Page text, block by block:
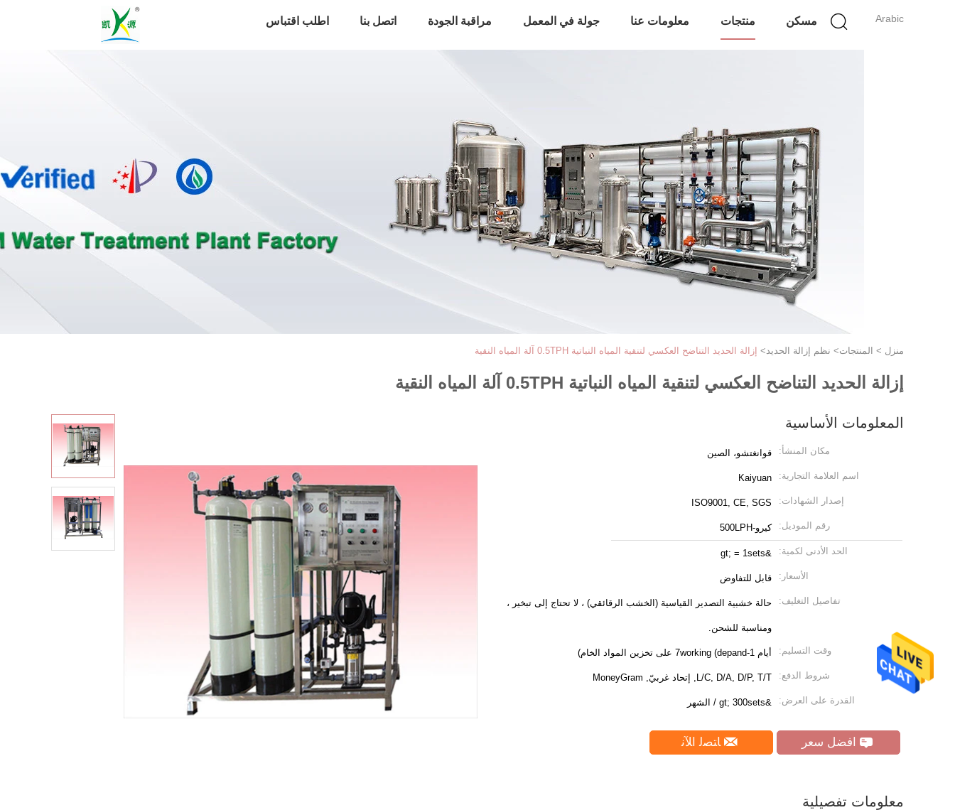
Arabic مسكن منتجات معلومات عنا جولة في المعمل مراقبة الجودة اتصل بنا اطلب اقتباس
منزل > المنتجات> نظم إزالة الحديد> إزالة الحديد التناضح العكسي لتنقية المياه النباتية 0.5TPH آلة المياه النقية
إزالة الحديد التناضح العكسي لتنقية المياه النباتية 0.5TPH آلة المياه النقية
المعلومات الأساسية
مكان المنشأ: قوانغتشو، الصين
اسم العلامة التجارية: Kaiyuan
إصدار الشهادات: ISO9001, CE, SGS
رقم الموديل: كيرو-500LPH
الحد الأدنى لكمية: &gt; = 1sets
الأسعار: قابل للتفاوض
تفاصيل التغليف: حالة خشبية التصدير القياسية (الخشب الرقائقي) ، لا تحتاج إلى تبخير ،
ومناسبة للشحن.
وقت التسليم: أيام 1-7working (depand على تخزين المواد الخام)
شروط الدفع: L/C, D/A, D/P, T/T, إتحاد غربيّ, MoneyGram
القدرة على العرض: &gt; 300sets / الشهر
افضل سعر ﺎﺘﺼﻟ ﺍﻶﻧ
معلومات تفصيلية